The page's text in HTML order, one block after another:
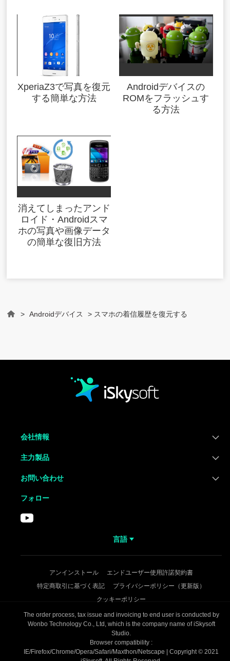
XperiaZ3で写真を復元
する簡単な方法
Androidデバイスの
ROMをフラッシュす
る方法
消えてしまったアンド
ロイド・Androidスマ
ホの写真や画像データ
の簡単な復旧方法
> Androidデバイス > スマホの着信履歴を復元する
会社情報
主力製品
お問い合わせ
フォロー
言語
アンインストール
エンドユーザー使用許諾契約書
特定商取引に基づく表記
プライバシーポリシー（更新版）
クッキーポリシー
The order process, tax issue and invoicing to end user is conducted by
Wonbo Technology Co., Ltd, which is the company name of iSkysoft
Studio.
Browser compatibility :
IE/Firefox/Chrome/Opera/Safari/Maxthon/Netscape | Copyright © 2021